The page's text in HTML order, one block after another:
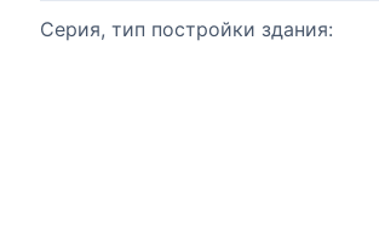
Серия, тип постройки здания: